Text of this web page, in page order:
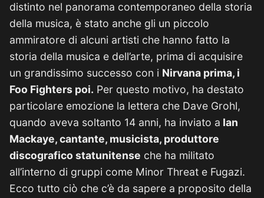
distinto nel panorama contemporaneo della storia
della musica, è stato anche gli un piccolo
ammiratore di alcuni artisti che hanno fatto la
storia della musica e dell’arte, prima di acquisire
un grandissimo successo con i Nirvana prima, i
Foo Fighters poi. Per questo motivo, ha destato
particolare emozione la lettera che Dave Grohl,
quando aveva soltanto 14 anni, ha inviato a Ian
Mackaye, cantante, musicista, produttore
discografico statunitense che ha militato
all’interno di gruppi come Minor Threat e Fugazi.
Ecco tutto ciò che c’è da sapere a proposito della